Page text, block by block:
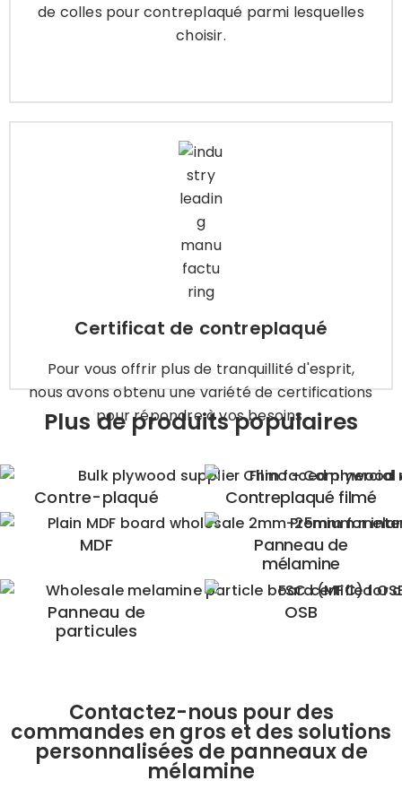
de colles pour contreplaqué parmi lesquelles
choisir.
Apprendre encore plus
Certificat de contreplaqué
Pour vous offrir plus de tranquillité d'esprit,
nous avons obtenu une variété de certifications
pour répondre à vos besoins.
Certificat de contreplaqué
avons obtenu une variété de certifications pour
répondre à vos besoins.
Apprendre encore plus
Plus de produits populaires
Contre-plaqué Contreplaqué filmé
MDF
Panneau de
mélamine
Panneau de
particules
OSB
Contactez-nous pour des
commandes en gros et des solutions
personnalisées de panneaux de
mélamine